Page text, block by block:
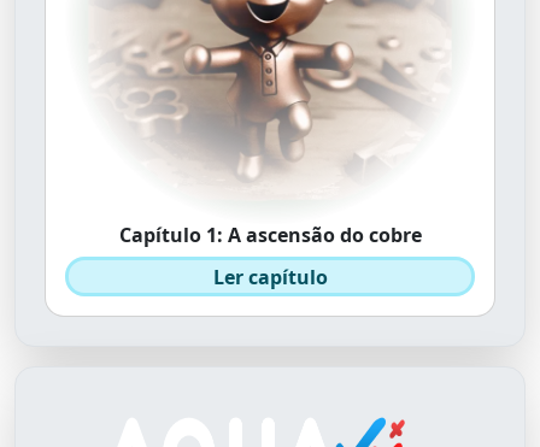
Capítulo 1: A ascensão do cobre
Ler capítulo